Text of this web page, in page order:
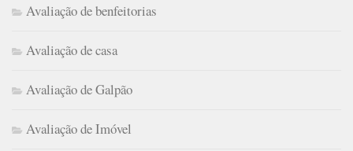
Avaliação de benfeitorias
Avaliação de casa
Avaliação de Galpão
Avaliação de Imóvel